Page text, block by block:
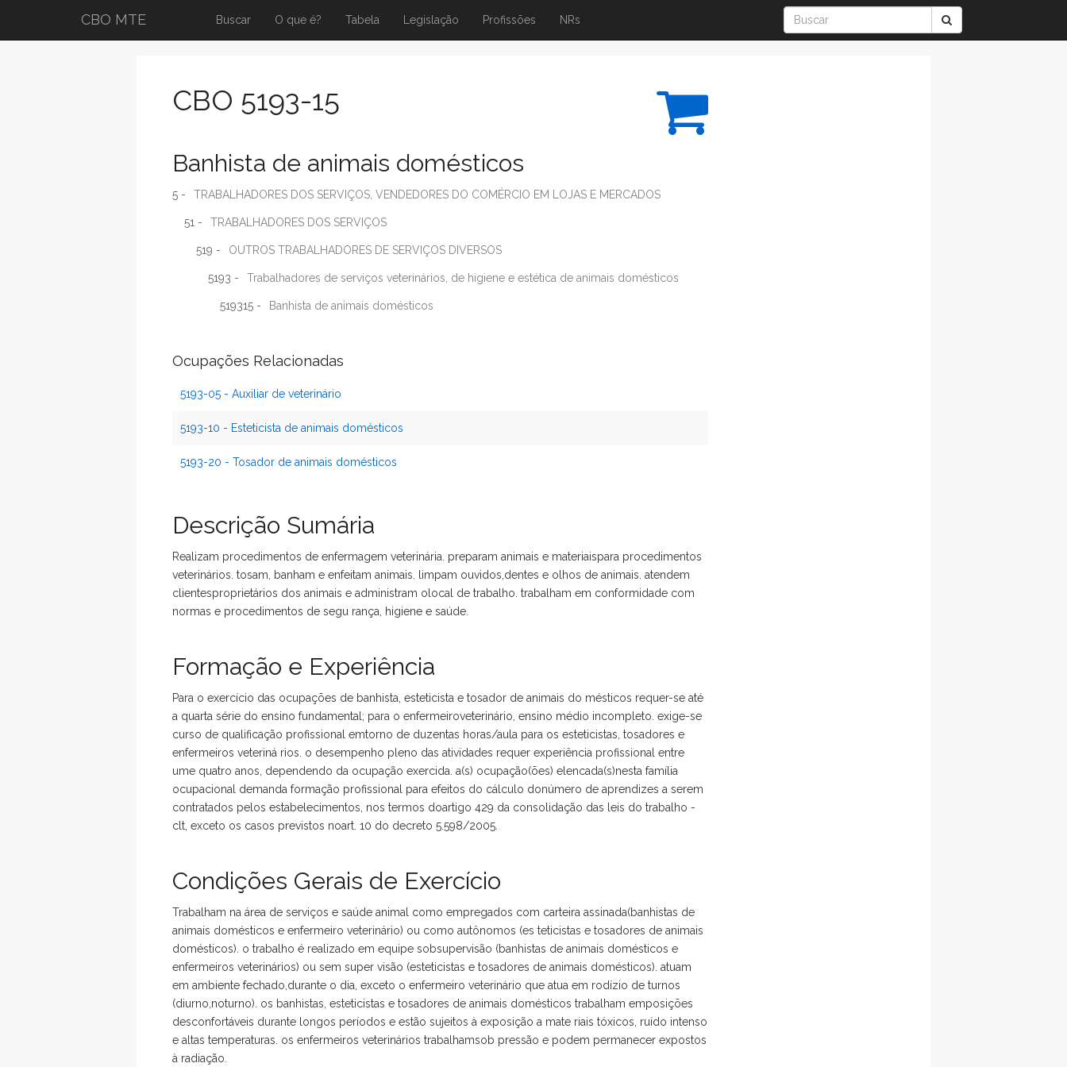
CBO MTE Buscar O que é? Tabela Legislação Profissões NRs
CBO 5193-15
Banhista de animais domésticos
5 - TRABALHADORES DOS SERVIÇOS, VENDEDORES DO COMÉRCIO EM LOJAS E MERCADOS
51 - TRABALHADORES DOS SERVIÇOS
519 - OUTROS TRABALHADORES DE SERVIÇOS DIVERSOS
5193 - Trabalhadores de serviços veterinários, de higiene e estética de animais domésticos
519315 - Banhista de animais domésticos
Ocupações Relacionadas
5193-05 - Auxiliar de veterinário
5193-10 - Esteticista de animais domésticos
5193-20 - Tosador de animais domésticos
Descrição Sumária
Realizam procedimentos de enfermagem veterinária. preparam animais e materiaispara procedimentos
veterinários. tosam, banham e enfeitam animais. limpam ouvidos,dentes e olhos de animais. atendem
clientesproprietários dos animais e administram olocal de trabalho. trabalham em conformidade com
normas e procedimentos de segu rança, higiene e saúde.
Formação e Experiência
Para o exercício das ocupações de banhista, esteticista e tosador de animais do mésticos requer-se até
a quarta série do ensino fundamental; para o enfermeiroveterinário, ensino médio incompleto. exige-se
curso de qualificação profissional emtorno de duzentas horas/aula para os esteticistas, tosadores e
enfermeiros veteriná rios. o desempenho pleno das atividades requer experiência profissional entre
ume quatro anos, dependendo da ocupação exercida. a(s) ocupação(ões) elencada(s)nesta família
ocupacional demanda formação profissional para efeitos do cálculo donúmero de aprendizes a serem
contratados pelos estabelecimentos, nos termos doartigo 429 da consolidação das leis do trabalho -
clt, exceto os casos previstos noart. 10 do decreto 5.598/2005.
Condições Gerais de Exercício
Trabalham na área de serviços e saúde animal como empregados com carteira assinada(banhistas de
animais domésticos e enfermeiro veterinário) ou como autônomos (es teticistas e tosadores de animais
domésticos). o trabalho é realizado em equipe sobsupervisão (banhistas de animais domésticos e
enfermeiros veterinários) ou sem super visão (esteticistas e tosadores de animais domésticos). atuam
em ambiente fechado,durante o dia, exceto o enfermeiro veterinário que atua em rodízio de turnos
(diurno,noturno). os banhistas, esteticistas e tosadores de animais domésticos trabalham emposições
desconfortáveis durante longos períodos e estão sujeitos à exposição a mate riais tóxicos, ruído intenso
e altas temperaturas. os enfermeiros veterinários trabalhamsob pressão e podem permanecer expostos
à radiação.